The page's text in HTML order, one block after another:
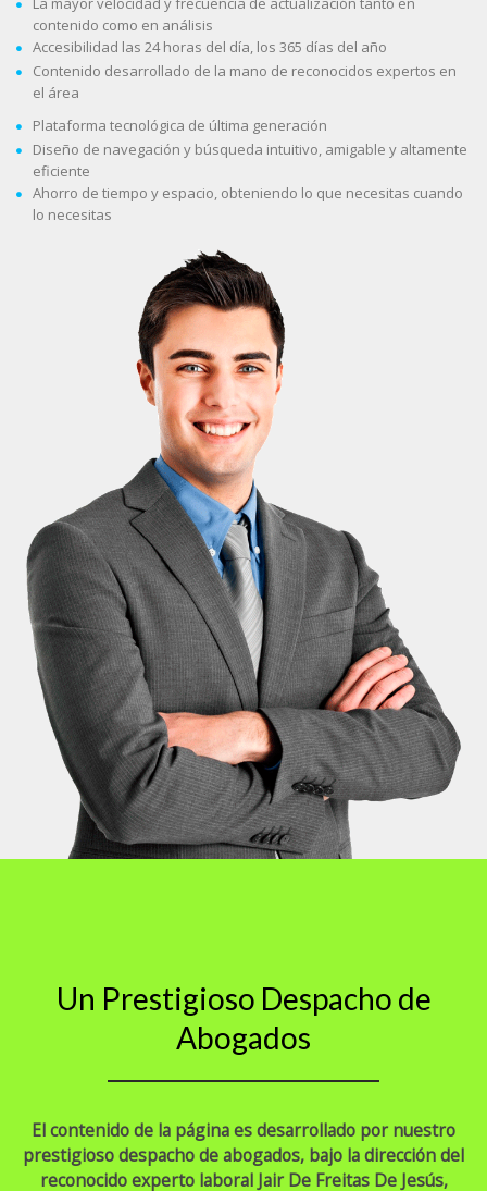
contenido como en análisis
Accesibilidad las 24 horas del día, los 365 días del año
Contenido desarrollado de la mano de reconocidos expertos en
el área
Plataforma tecnológica de última generación
Diseño de navegación y búsqueda intuitivo, amigable y altamente
eficiente
Ahorro de tiempo y espacio, obteniendo lo que necesitas cuando
lo necesitas
Un Prestigioso Despacho de
Abogados
El contenido de la página es desarrollado por nuestro
prestigioso despacho de abogados, bajo la dirección del
reconocido experto laboral Jair De Freitas De Jesús,